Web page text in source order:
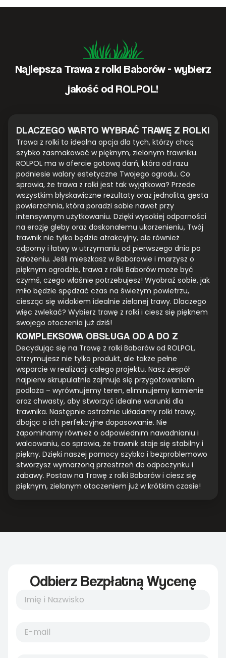
Najlepsza Trawa z rolki Baborów - wybierz
jakość od ROLPOL!
DLACZEGO WARTO WYBRAĆ TRAWĘ Z ROLKI
Trawa z rolki to idealna opcja dla tych, którzy chcą
szybko zasmakować w pięknym, zielonym trawniku.
ROLPOL ma w ofercie gotową darń, która od razu
podniesie walory estetyczne Twojego ogrodu. Co
sprawia, że trawa z rolki jest tak wyjątkowa? Przede
wszystkim błyskawiczne rezultaty oraz jednolita, gęsta
powierzchnia, która poradzi sobie nawet przy
intensywnym użytkowaniu. Dzięki wysokiej odporności
na erozję gleby oraz doskonałemu ukorzenieniu, Twój
trawnik nie tylko będzie atrakcyjny, ale również
odporny i łatwy w utrzymaniu od pierwszego dnia po
założeniu. Jeśli mieszkasz w Baborowie i marzysz o
pięknym ogrodzie, trawa z rolki Baborów może być
czymś, czego właśnie potrzebujesz! Wyobraź sobie, jak
miło będzie spędzać czas na świeżym powietrzu,
ciesząc się widokiem idealnie zielonej trawy. Dlaczego
więc zwlekać? Wybierz trawę z rolki i ciesz się pięknem
swojego otoczenia już dziś!
KOMPLEKSOWA OBSŁUGA OD A DO Z
Decydując się na Trawę z rolki Baborów od ROLPOL,
otrzymujesz nie tylko produkt, ale także pełne
wsparcie w realizacji całego projektu. Nasz zespół
najpierw skrupulatnie zajmuje się przygotowaniem
podłoża – wyrównujemy teren, eliminujemy kamienie
oraz chwasty, aby stworzyć idealne warunki dla
trawnika. Następnie ostrożnie układamy rolki trawy,
dbając o ich perfekcyjne dopasowanie. Nie
zapominamy również o odpowiednim nawadnianiu i
walcowaniu, co sprawia, że trawnik staje się stabilny i
piękny. Dzięki naszej pomocy szybko i bezproblemowo
stworzysz wymarzoną przestrzeń do odpoczynku i
zabawy. Postaw na Trawę z rolki Baborów i ciesz się
pięknym, zielonym otoczeniem już w krótkim czasie!
Odbierz Bezpłatną Wycenę